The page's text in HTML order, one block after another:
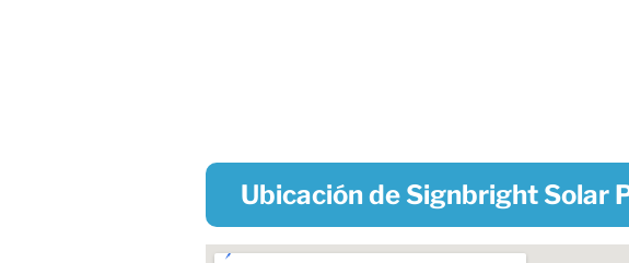
Ubicación de Signbright Solar